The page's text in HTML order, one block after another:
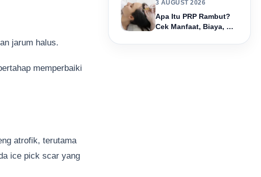
jarum halus.
memperbaiki
atrofik, terutama
ice pick scar yang
3 AUGUST 2026
Apa Itu PRP Rambut?
Cek Manfaat, Biaya, &